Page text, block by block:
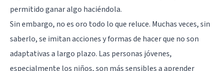
permitido ganar algo haciéndola.
Sin embargo, no es oro todo lo que reluce. Muchas veces, sin
saberlo, se imitan acciones y formas de hacer que no son
adaptativas a largo plazo. Las personas jóvenes,
especialmente los niños, son más sensibles a aprender